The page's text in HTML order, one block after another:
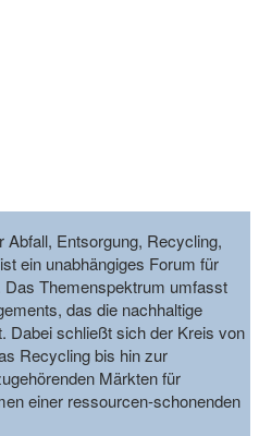
Entsorgung, Recycling,
ein unabhängiges Forum für
Das Themenspektrum umfasst
das die nachhaltige
Dabei schließt sich der Kreis von
Recycling bis hin zur
Märkten für
einer ressourcen-schonenden